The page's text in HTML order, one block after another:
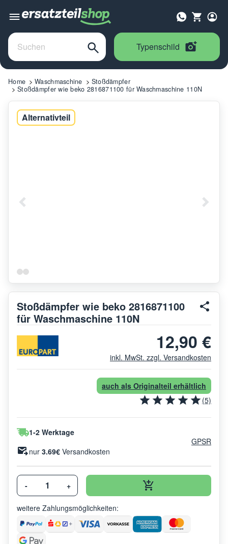
Typenschild
Home Waschmaschine
Stoßdämpfer
Stoßdämpfer wie beko 2816871100 für Waschmaschine 110N
Alternativteil
Stoßdämpfer wie beko 2816871100
für Waschmaschine 110N
12,90 €
inkl. MwSt. zzgl. Versandkosten
auch als Originalteil erhältlich
(5)
1-2 Werktage
nur 3.69€ Versandkosten
GPSR
- +
weitere Zahlungsmöglichkeiten: